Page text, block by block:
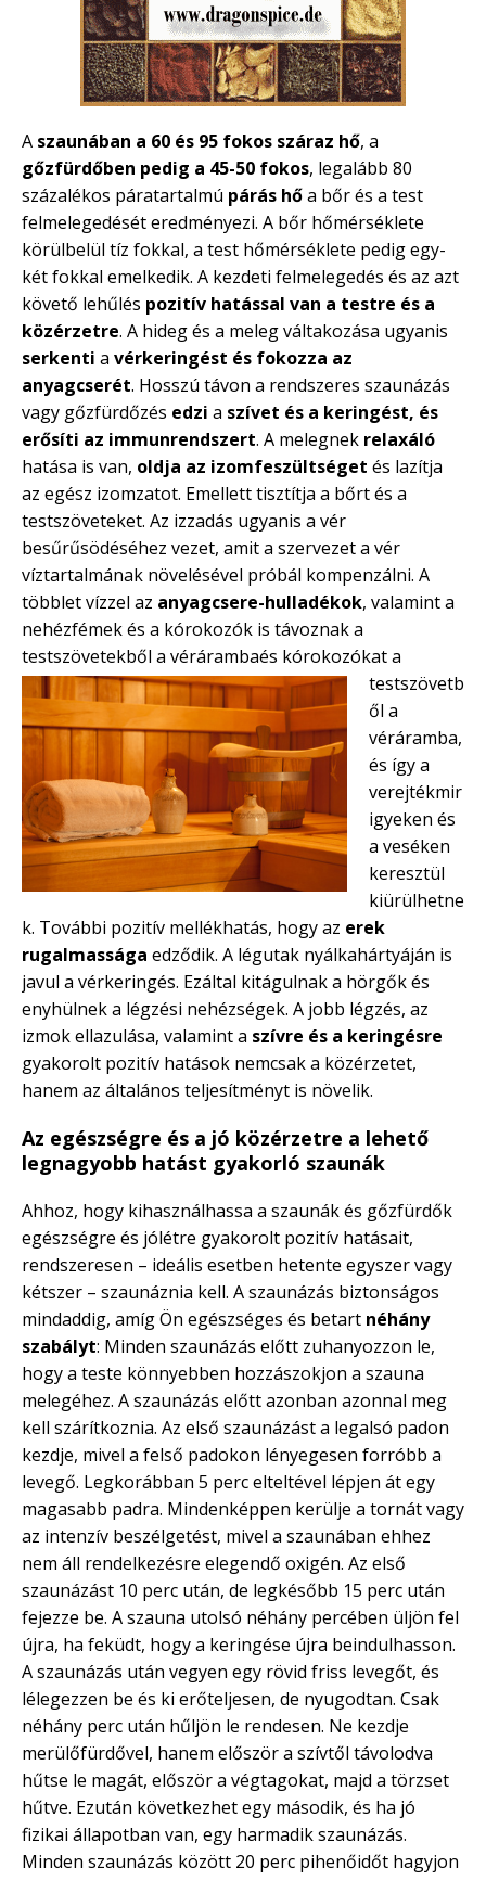
A szaunában a 60 és 95 fokos száraz hő, a
gőzfürdőben pedig a 45-50 fokos, legalább 80
százalékos páratartalmú párás hőa bőr és a test
felmelegedését eredményezi. A bőr hőmérséklete
körülbelül tíz fokkal, a test hőmérséklete pedig egy-
két fokkal emelkedik. A kezdeti felmelegedés és az azt
követő lehűlés pozitív hatással van a testre és a
közérzetre. A hideg és a meleg váltakozása ugyanis
serkenti a vérkeringést és fokozza az
anyagcserét. Hosszú távon a rendszeres szaunázás
vagy gőzfürdőzés edzi a szívet és a keringést, és
erősíti az immunrendszert. A melegnek relaxáló
hatása is van, oldja az izomfeszültséget és lazítja
az egész izomzatot. Emellett tisztítja a bőrt és a
testszöveteket. Az izzadás ugyanis a vér
besűrűsödéséhez vezet, amit a szervezet a vér
víztartalmának növelésével próbál kompenzálni. A
többlet vízzel az anyagcsere-hulladékok, valamint a
nehézfémek és a kórokozók is távoznak a
testszövetekből a vérárambaés kórokozókat a
testszövetb
ől a
véráramba,
és így a
verejtékmir
igyeken és
a veséken
keresztül
kiürülhetne
k. További pozitív mellékhatás, hogy az erek
rugalmassága edződik. A légutak nyálkahártyáján is
javul a vérkeringés. Ezáltal kitágulnak a hörgők és
enyhülnek a légzési nehézségek. A jobb légzés, az
izmok ellazulása, valamint a szívre és a keringésre
gyakorolt pozitív hatások nemcsak a közérzetet,
hanem az általános teljesítményt is növelik.
Az egészségre és a jó közérzetre a lehető
legnagyobb hatást gyakorló szaunák
Ahhoz, hogy kihasználhassa a szaunák és gőzfürdők
egészségre és jólétre gyakorolt pozitív hatásait,
rendszeresen – ideális esetben hetente egyszer vagy
kétszer – szaunáznia kell. A szaunázás biztonságos
mindaddig, amíg Ön egészséges és betart néhány
szabályt: Minden szaunázás előtt zuhanyozzon le,
hogy a teste könnyebben hozzászokjon a szauna
melegéhez. A szaunázás előtt azonban azonnal meg
kell szárítkoznia. Az első szaunázást a legalsó padon
kezdje, mivel a felső padokon lényegesen forróbb a
levegő. Legkorábban 5 perc elteltével lépjen át egy
magasabb padra. Mindenképpen kerülje a tornát vagy
az intenzív beszélgetést, mivel a szaunában ehhez
nem áll rendelkezésre elegendő oxigén. Az első
szaunázást 10 perc után, de legkésőbb 15 perc után
fejezze be. A szauna utolsó néhány percében üljön fel
újra, ha feküdt, hogy a keringése újra beindulhasson.
A szaunázás után vegyen egy rövid friss levegőt, és
lélegezzen be és ki erőteljesen, de nyugodtan. Csak
néhány perc után hűljön le rendesen. Ne kezdje
merülőfürdővel, hanem először a szívtől távolodva
hűtse le magát, először a végtagokat, majd a törzset
hűtve. Ezután következhet egy második, és ha jó
fizikai állapotban van, egy harmadik szaunázás.
Minden szaunázás között 20 perc pihenőidőt hagyjon